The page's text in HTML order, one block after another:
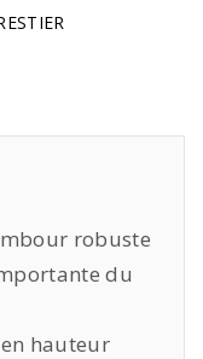
robuste
du
hauteur